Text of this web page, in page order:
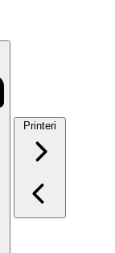
Printeri